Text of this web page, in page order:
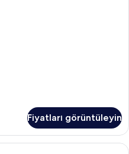
Fiyatları görüntüleyin